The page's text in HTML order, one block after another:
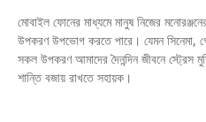
মোবাইল ফোনের মাধ্যমে মানুষ নিজের
উপকরণ উপভোগ করতে পারে। যেমন সিনেমা,
সকল উপকরণ আমাদের দৈনন্দিন জীবনে স্ট্রেস
শান্তি বজায় রাখতে সহায়ক।